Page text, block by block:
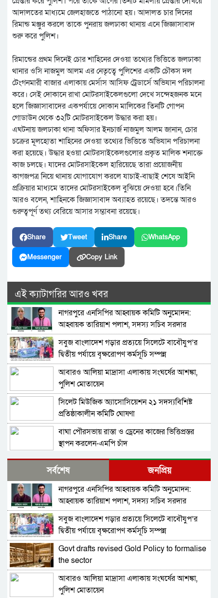
আদালতের মাধ্যমে জেলহাজতে পাঠানো হয়। আদালত চার দিনের
রিমান্ড মঞ্জুর করলে তাকে পুনরায় জলঢাকা থানায় এনে জিজ্ঞাসাবাদ
শুরু করে পুলিশ।
রিমান্ডের প্রথম দিনেই চোর শাহিনের দেওয়া তথ্যের ভিত্তিতে জলঢাকা
থানার ওসি নাজমুল আলম এর নেতৃত্বে পুলিশের একটি চৌকস দল
টেংগনমারী বাজার এলাকায় মের্সাস আসিফ ট্রেডার্সে অভিযান পরিচালনা
করে। সেই দোকানে রাখা মোটরসাইকেলগুলো দেখে সন্দেহজনক মনে
হলে জিজ্ঞাসাবাদের একপর্যায়ে দোকান মালিকের তিনটি গোপন
গোডাউন থেকে ৩২টি মোটরসাইকেল উদ্ধার করা হয়।
এঘটনায় জলঢাকা থানা অফিসার ইনচার্জ নাজমুল আলম জানান, চোর
চক্রের মূলহোতা শাহিনের দেওয়া তথ্যের ভিত্তিতে অভিযান পরিচালনা
করা হয়েছে। উদ্ধার হওয়া মোটরসাইকেলগুলোর প্রকৃত মালিক শনাক্তে
কাজ চলছে। যাদের মোটরসাইকেল হারিয়েছে তারা প্রয়োজনীয়
কাগজপত্র নিয়ে থানায় যোগাযোগ করলে যাচাই-বাছাই শেষে আইনি
প্রক্রিয়ার মাধ্যমে তাদের মোটরসাইকেল বুঝিয়ে দেওয়া হবে।তিনি
আরও বলেন, শাহিনকে জিজ্ঞাসাবাদ অব্যাহত রয়েছে। তদন্তে আরও
গুরুত্বপূর্ণ তথ্য বেরিয়ে আসার সম্ভাবনা রয়েছে।
Share Tweet Share WhatsApp
Messenger Copy Link
এই ক্যাটাগরির আরও খবর
নাগরপুরে এনসিপির আহ্বায়ক কমিটি অনুমোদন:
আহ্বায়ক তারিয়াশ পলাশ, সদস্য সচিব সরদার
আশরাফ
সবুজ বাংলাদেশ গড়ার প্রত্যয়ে সিলেটে বাবৌযুপ’র
দ্বিতীয় পর্যায়ে বৃক্ষরোপণ কর্মসূচি সম্পন্ন
আবারও আলিয়া মাদ্রাসা এলাকায় সংঘর্ষের আশঙ্কা,
পুলিশ মোতায়েন
সিলেট মিউজিক অ্যাসোসিয়েশন ২১ সদস্যবিশিষ্ট
প্রতিষ্ঠাকালীন কমিটি ঘোষণা
বাঘা পৌরসভায় রাস্তা ও ড্রেনের কাজের ভিত্তিপ্রস্তর
স্থাপন করলেন-এমপি চাঁদ
নিরাপত্তার নিশ্চয়তা পেলে ‘দেশে ফিরতে প্রস্তুত’ সাকিব,
বিচারের মুখোমুখি হতেও ভয় নেই
চট্টগ্রামে সাবেক শিক্ষামন্ত্রী নওফেলের বাসভবনে আগুন
বগুড়ায় ও সিলেটে দুই ঘণ্টার ব্যবধানে সড়ক দুর্ঘটনায়
শিশুসহ প্রাণ গেল ১৫ জনের
ঢাকায় বাসভবনে অগ্নিকাণ্ড, স্ত্রীসহ হাসপাতালে ভর্তি
পাকিস্তান হাইকমিশনার
আওয়ামী লীগ আমাদের শত্রু নয়, অচিরেই আওয়ামী
লীগ বিএনপির সঙ্গে মিশে যাবে: সংসদ সদস্য নাছির
সর্বশেষ জনপ্রিয়
নাগরপুরে এনসিপির আহ্বায়ক কমিটি অনুমোদন:
আহ্বায়ক তারিয়াশ পলাশ, সদস্য সচিব সরদার
আশরাফ
সবুজ বাংলাদেশ গড়ার প্রত্যয়ে সিলেটে বাবৌযুপ’র
দ্বিতীয় পর্যায়ে বৃক্ষরোপণ কর্মসূচি সম্পন্ন
Govt drafts revised Gold Policy to formalise
the sector
আবারও আলিয়া মাদ্রাসা এলাকায় সংঘর্ষের আশঙ্কা,
পুলিশ মোতায়েন